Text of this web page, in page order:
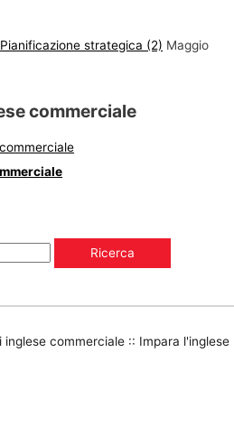
strategica (2) Maggio
commerciale
inglese commerciale :: Impara l'inglese